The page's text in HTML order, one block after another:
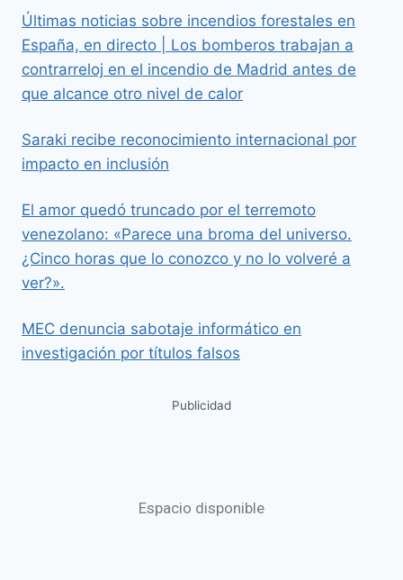
Últimas noticias sobre incendios forestales en
España, en directo | Los bomberos trabajan a
contrarreloj en el incendio de Madrid antes de
que alcance otro nivel de calor
Saraki recibe reconocimiento internacional por
impacto en inclusión
El amor quedó truncado por el terremoto
venezolano: «Parece una broma del universo.
¿Cinco horas que lo conozco y no lo volveré a
ver?».
MEC denuncia sabotaje informático en
investigación por títulos falsos
Publicidad
Espacio disponible